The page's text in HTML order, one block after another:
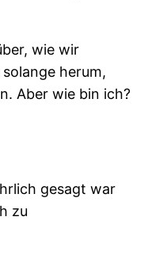
wie wir
herum,
Aber wie bin ich?
gesagt war
zu